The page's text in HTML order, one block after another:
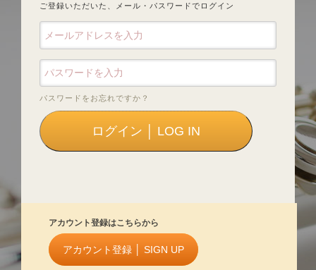
ご登録いただいた、メール・パスワードでログイン
パスワードをお忘れですか？
アカウント登録はこちらから
アカウント登録 │ SIGN UP